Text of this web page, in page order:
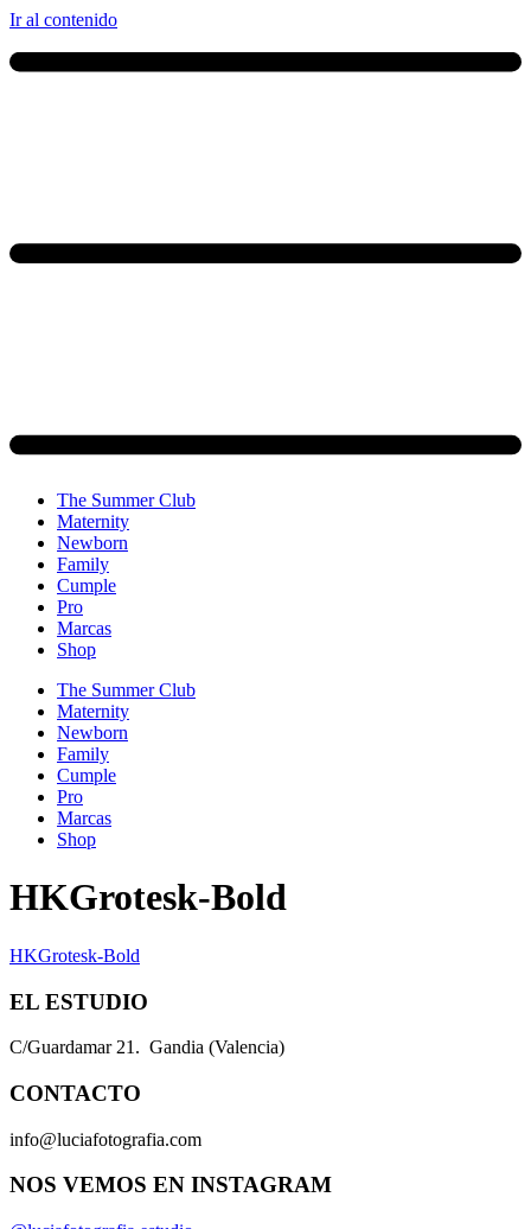
Ir al contenido
The Summer Club
Maternity
Newborn
Family
Cumple
Pro
Marcas
Shop
The Summer Club
Maternity
Newborn
Family
Cumple
Pro
Marcas
Shop
HKGrotesk-Bold
HKGrotesk-Bold
EL ESTUDIO
C/Guardamar 21. Gandia (Valencia)
CONTACTO
info@luciafotografia.com
NOS VEMOS EN INSTAGRAM